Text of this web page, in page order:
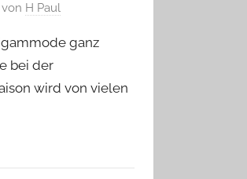
von H Paul
ganz
bei der
wird von vielen